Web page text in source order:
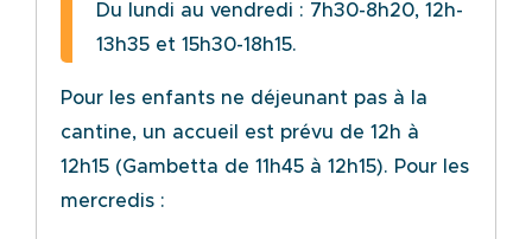
Du lundi au vendredi : 7h30-8h20, 12h-
13h35 et 15h30-18h15.
Pour les enfants ne déjeunant pas à la
cantine, un accueil est prévu de 12h à
12h15 (Gambetta de 11h45 à 12h15). Pour les
mercredis :